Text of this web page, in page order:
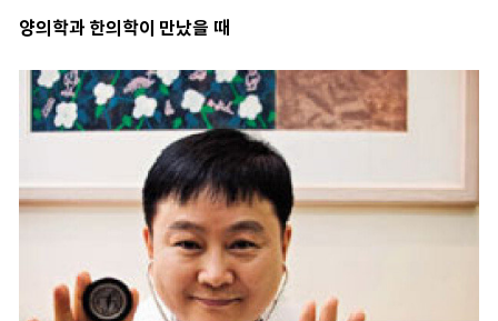
양의학과 한의학이 만났을 때